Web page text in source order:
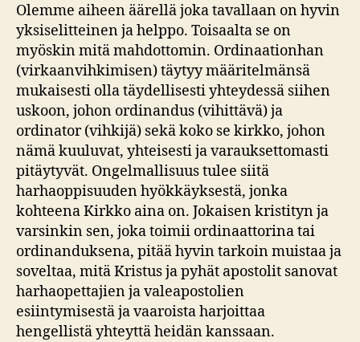
Olemme aiheen äärellä joka tavallaan on hyvin
yksiselitteinen ja helppo. Toisaalta se on
myöskin mitä mahdottomin. Ordinaationhan
(virkaanvihkimisen) täytyy määritelmänsä
mukaisesti olla täydellisesti yhteydessä siihen
uskoon, johon ordinandus (vihittävä) ja
ordinator (vihkijä) sekä koko se kirkko, johon
nämä kuuluvat, yhteisesti ja varauksettomasti
pitäytyvät. Ongelmallisuus tulee siitä
harhaoppisuuden hyökkäyksestä, jonka
kohteena Kirkko aina on. Jokaisen kristityn ja
varsinkin sen, joka toimii ordinaattorina tai
ordinanduksena, pitää hyvin tarkoin muistaa ja
soveltaa, mitä Kristus ja pyhät apostolit sanovat
harhaopettajien ja valeapostolien
esiintymisestä ja vaaroista harjoittaa
hengellistä yhteyttä heidän kanssaan.